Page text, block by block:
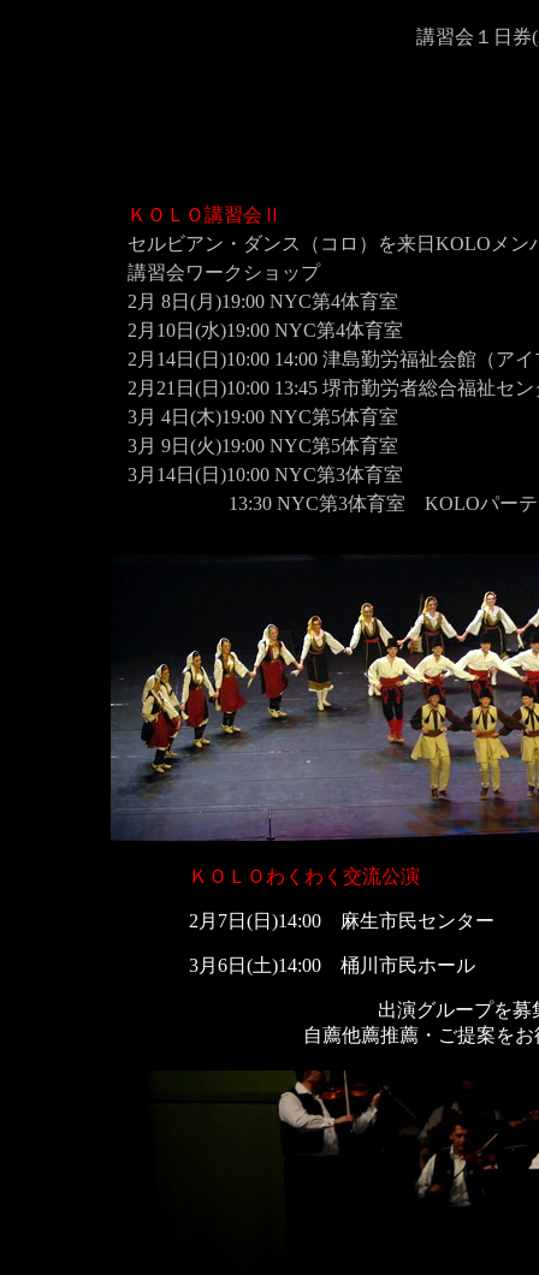
講習会１日券
ＫＯＬＯ講習会Ⅱ
セルビアン・ダンス（コロ）を来日KOLOメン
講習会ワークショップ
2月 8日(月)19:00 NYC第4体育室
2月10日(水)19:00 NYC第4体育室
2月14日(日)10:00 14:00 津島勤労福祉会館（ア
2月21日(日)10:00 13:45 堺市勤労者総合福祉セ
3月 4日(木)19:00 NYC第5体育室
3月 9日(火)19:00 NYC第5体育室
3月14日(日)10:00 NYC第3体育室
13:30 NYC第3体育室 KOLOパーテ
ＫＯＬＯわくわく交流公演
2 月 7日 (日 )14:00麻生市民センター
3月6日(土)14:00 桶川市民ホール
出演グルー
自薦他薦推薦・ご提案を